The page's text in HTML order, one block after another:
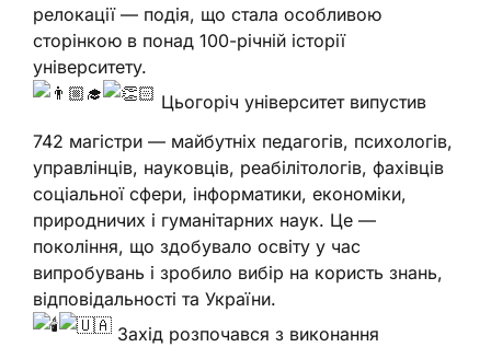
релокації — подія, що стала особливою
сторінкою в понад 100-річній історії
університету.
Цьогоріч університет випустив
742 магістри — майбутніх педагогів, психологів,
управлінців, науковців, реабілітологів, фахівців
соціальної сфери, інформатики, економіки,
природничих і гуманітарних наук. Це —
покоління, що здобувало освіту у час
випробувань і зробило вибір на користь знань,
відповідальності та України.
Захід розпочався з виконання